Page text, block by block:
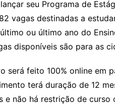
seu Programa de
vagas destinadas a
ou último ano do
disponíveis são para as
será feito 100% online em
terá duração de 12
e não há restrição de